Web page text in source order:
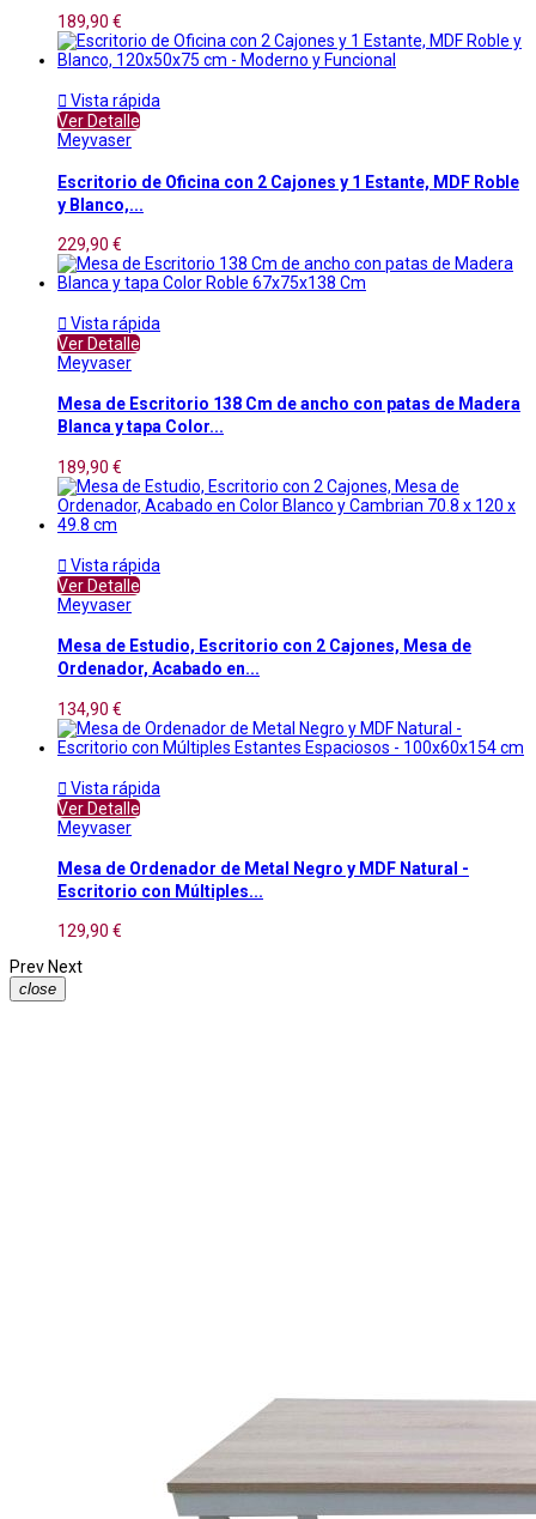
189,90 €
 Vista rápida
Ver Detalle
Meyvaser
Escritorio de Oficina con 2 Cajones y 1 Estante, MDF Roble
y Blanco,...
229,90 €
 Vista rápida
Ver Detalle
Meyvaser
Mesa de Escritorio 138 Cm de ancho con patas de Madera
Blanca y tapa Color...
189,90 €
 Vista rápida
Ver Detalle
Meyvaser
Mesa de Estudio, Escritorio con 2 Cajones, Mesa de
Ordenador, Acabado en...
134,90 €
 Vista rápida
Ver Detalle
Meyvaser
Mesa de Ordenador de Metal Negro y MDF Natural -
Escritorio con Múltiples...
129,90 €
Prev Next
close